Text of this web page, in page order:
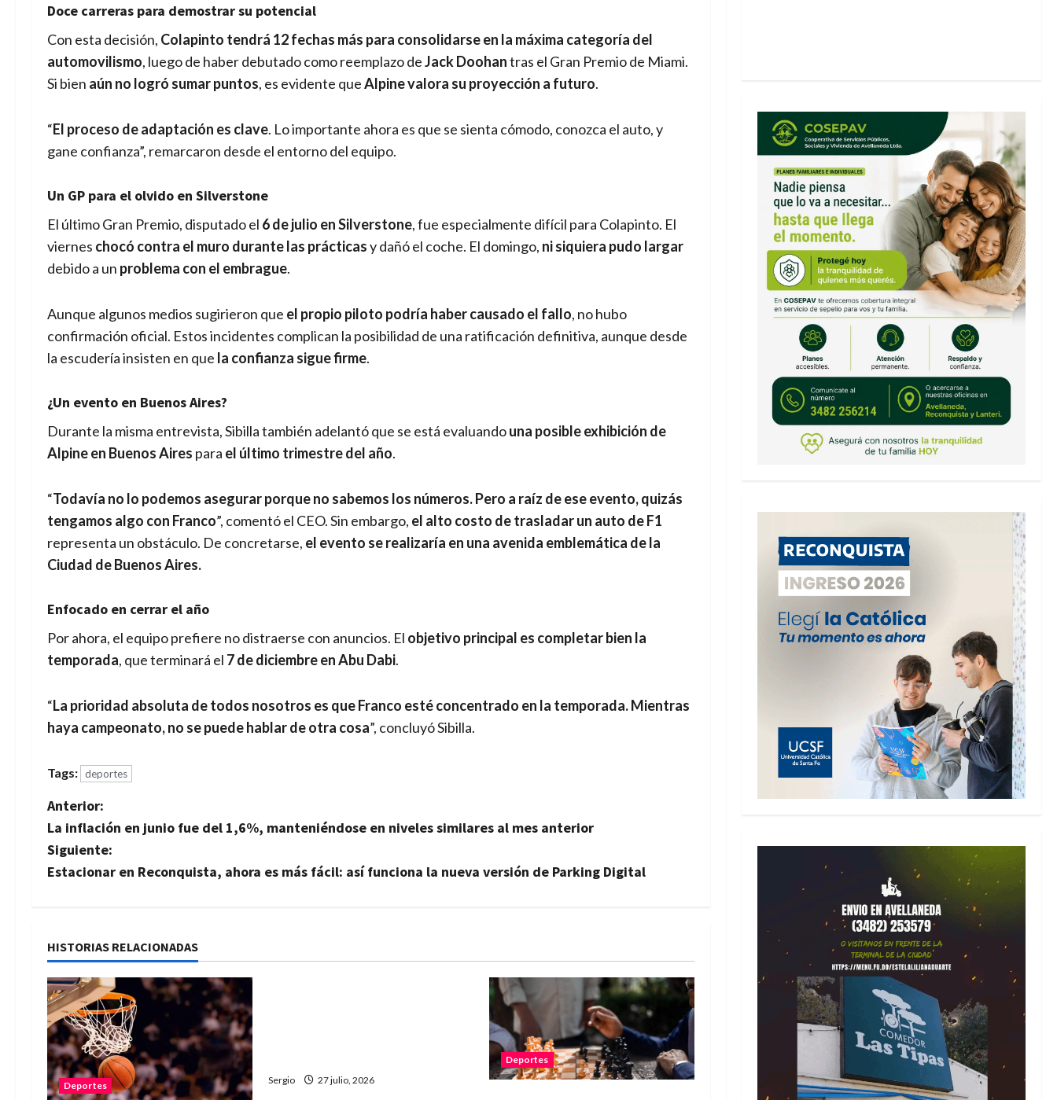
Doce carreras para demostrar su potencial
Con esta decisión, Colapinto tendrá 12 fechas más para consolidarse en la máxima categoría del
automovilismo, luego de haber debutado como reemplazo deJack Doohantras el Gran Premio de Miami.
Si bien aún no logró sumar puntos, es evidente queAlpine valora su proyección a futuro.
“El proceso de adaptación es clave. Lo importante ahora es que se sienta cómodo, conozca el auto, y
gane confianza”, remarcaron desde el entorno del equipo.
Un GP para el olvido en Silverstone
El último Gran Premio, disputado el 6 de julio en Silverstone, fue especialmente difícil para Colapinto. El
viernes chocó contra el muro durante las prácticasy dañó el coche. El domingo, ni siquiera pudo largar
debido a un problema con el embrague.
Aunque algunos medios sugirieron que el propio piloto podría haber causado el fallo, no hubo
confirmación oficial. Estos incidentes complican la posibilidad de una ratificación definitiva, aunque desde
la escudería insisten en que la confianza sigue firme.
¿Un evento en Buenos Aires?
Durante la misma entrevista, Sibilla también adelantó que se está evaluandouna posible exhibición de
Alpine en Buenos Aires para el último trimestre del año.
“Todavía no lo podemos asegurar porque no sabemos los números. Pero a raíz de ese evento, quizás
tengamos algo con Franco”, comentó el CEO. Sin embargo, el alto costo de trasladar un auto de F1
representa un obstáculo. De concretarse, el evento se realizaría en una avenida emblemática de la
Ciudad de Buenos Aires.
Enfocado en cerrar el año
Por ahora, el equipo prefiere no distraerse con anuncios. El objetivo principal es completar bien la
temporada, que terminará el 7 de diciembre en Abu Dabi.
“La prioridad absoluta de todos nosotros es que Franco esté concentrado en la temporada. Mientras
haya campeonato, no se puede hablar de otra cosa”, concluyó Sibilla.
Tags: deportes
N
a
v
g
a
c
i
ó
Anterior:
La inflación en junio fue del 1,6%, manteniéndose en niveles similares al mes anterior
Siguiente:
Estacionar en Reconquista, ahora es más fácil: así funciona la nueva versión de Parking Digital
HISTORIAS RELACIONADAS
Deportes Sergio 27 julio, 2026
Deportes